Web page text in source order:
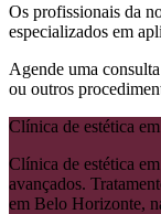
Os profissionais da
especializados em
Agende uma
ou outros
Clínica de estética
Clínica de estética
avançados.
em Belo Horizonte,